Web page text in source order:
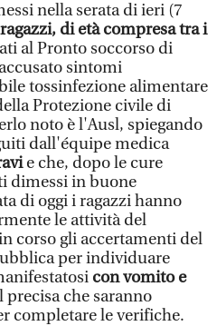
nella serata di ieri (7
di età compresa tra i
al Pronto soccorso di
sintomi
tossinfezione alimentare
Protezione civile di
noto è l'Ausl, spiegando
dall'équipe medica
e che, dopo le cure
dimessi in buone
di oggi i ragazzi hanno
le attività del
corso gli accertamenti del
per individuare
con vomito e
precisa che saranno
completare le verifiche.